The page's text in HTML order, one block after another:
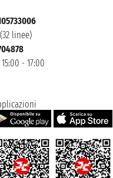
linee)
- 17:00